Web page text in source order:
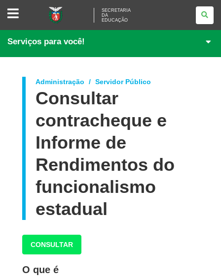
SECRETARIA
EDUCAÇÃO
SECRETARIA
DA
EDUCAÇÃO
Serviços para você!
Administração Servidor Público
Consultar
contracheque e
Informe de
Rendimentos do
funcionalismo
estadual
CONSULTAR
O que é